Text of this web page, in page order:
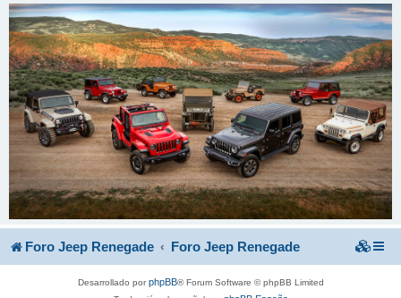
Foro Jeep Renegade Foro Jeep Renegade
Desarrollado porphpBB® Forum Software © phpBB Limited